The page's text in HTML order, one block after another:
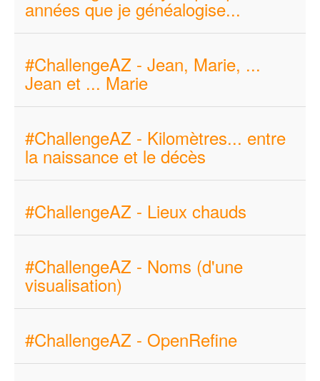
années que je généalogise...
#ChallengeAZ - Jean, Marie, ...
Jean et ... Marie
#ChallengeAZ - Kilomètres... entre
la naissance et le décès
#ChallengeAZ - Lieux chauds
#ChallengeAZ - Noms (d'une
visualisation)
#ChallengeAZ - OpenRefine